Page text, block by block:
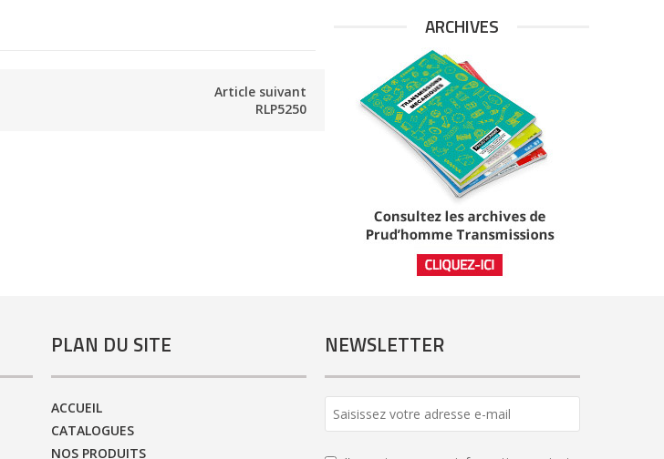
Article suivant
RLP5250
ARCHIVES
PLAN DU SITE
ACCUEIL
CATALOGUES
NOS PRODUITS
NEWSLETTER